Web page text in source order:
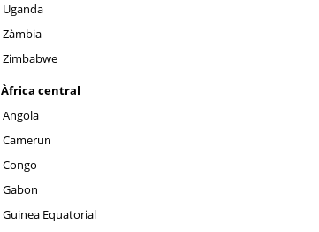
Uganda
Zàmbia
Zimbabwe
Àfrica central
Angola
Camerun
Congo
Gabon
Guinea Equatorial